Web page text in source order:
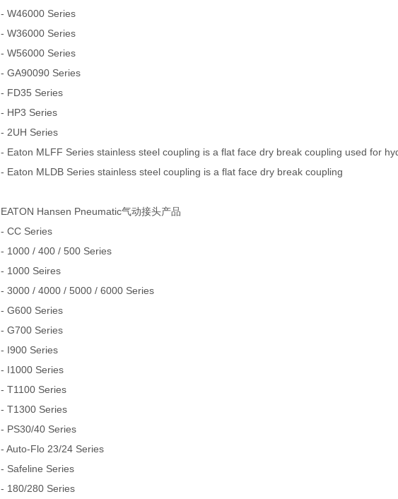
- W46000 Series
- W36000 Series
- W56000 Series
- GA90090 Series
- FD35 Series
- HP3 Series
- 2UH Series
- Eaton MLFF Series stainless steel coupling is a flat face dry break coupling used for
- Eaton MLDB Series stainless steel coupling is a flat face dry break coupling
EATON Hansen Pneumatic气动接头产品
- CC Series
- 1000 / 400 / 500 Series
- 1000 Seires
- 3000 / 4000 / 5000 / 6000 Series
- G600 Series
- G700 Series
- I900 Series
- I1000 Series
- T1100 Series
- T1300 Series
- PS30/40 Series
- Auto-Flo 23/24 Series
- Safeline Series
- 180/280 Series